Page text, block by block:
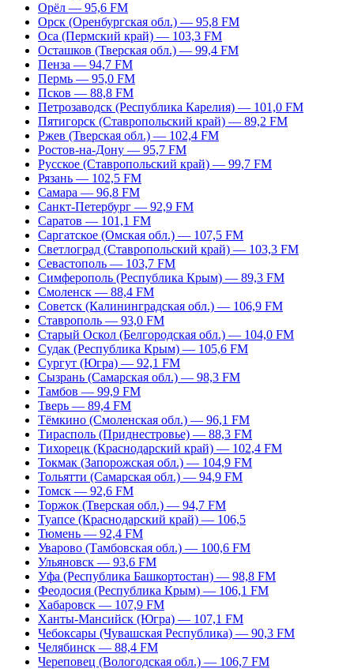
Орёл — 95,6 FM
Орск (Оренбургская обл.) — 95,8 FM
Оса (Пермский край) — 103,3 FM
Осташков (Тверская обл.) — 99,4 FM
Пенза — 94,7 FM
Пермь — 95,0 FM
Псков — 88,8 FM
Петрозаводск (Республика Карелия) — 101,0 FM
Пятигорск (Ставропольский край) — 89,2 FM
Ржев (Тверская обл.) — 102,4 FM
Ростов-на-Дону — 95,7 FM
Русское (Ставропольский край) — 99,7 FM
Рязань — 102,5 FM
Самара — 96,8 FM
Санкт-Петербург — 92,9 FM
Саратов — 101,1 FM
Саргатское (Омская обл.) — 107,5 FM
Светлоград (Ставропольский край) — 103,3 FM
Севастополь — 103,7 FM
Симферополь (Республика Крым) — 89,3 FM
Смоленск — 88,4 FM
Советск (Калининградская обл.) — 106,9 FM
Ставрополь — 93,0 FM
Старый Оскол (Белгородская обл.) — 104,0 FM
Судак (Республика Крым) — 105,6 FM
Сургут (Югра) — 92,1 FM
Сызрань (Самарская обл.) — 98,3 FM
Тамбов — 99,9 FM
Тверь — 89,4 FM
Тёмкино (Смоленская обл.) — 96,1 FM
Тирасполь (Приднестровье) — 88,3 FM
Тихорецк (Краснодарский край) — 102,4 FM
Токмак (Запорожская обл.) — 104,9 FM
Тольятти (Самарская обл.) — 94,9 FM
Томск — 92,6 FM
Торжок (Тверская обл.) — 94,7 FM
Туапсе (Краснодарский край) — 106,5
Тюмень — 92,4 FM
Уварово (Тамбовская обл.) — 100,6 FM
Ульяновск — 93,6 FM
Уфа (Республика Башкортостан) — 98,8 FM
Феодосия (Республика Крым) — 106,1 FM
Хабаровск — 107,9 FM
Ханты-Мансийск (Югра) — 107,1 FM
Чебоксары (Чувашская Республика) — 90,3 FM
Челябинск — 88,4 FM
Череповец (Вологодская обл.) — 106,7 FM